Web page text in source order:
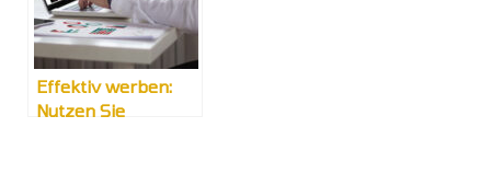
Effektiv werben:
Nutzen Sie